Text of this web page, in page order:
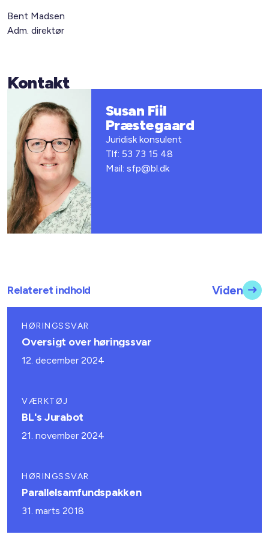
Bent Madsen
Adm. direktør
Kontakt
Susan Fiil
Præstegaard
Juridisk konsulent
Tlf: 53 73 15 48
Mail: sfp@bl.dk
Relateret indhold Viden
HØRINGSSVAR
Oversigt over høringssvar
12. december 2024
VÆRKTØJ
BL's Jurabot
21. november 2024
HØRINGSSVAR
Parallelsamfundspakken
31. marts 2018